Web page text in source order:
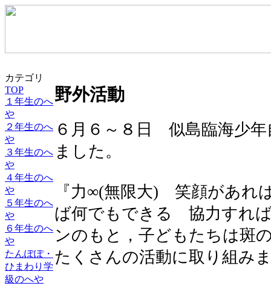
カテゴリ
TOP
１年生のへ
や
２年生のへ
や
３年生のへ
や
４年生のへ
や
５年生のへ
や
６年生のへ
や
たんぽぽ・
ひまわり学
級のへや
野外活動
６月６～８日 似島臨海少
ました。
『力∞(無限大) 笑顔があ
ば何でもできる 協力すれ
ンのもと，子どもたちは斑
たくさんの活動に取り組み